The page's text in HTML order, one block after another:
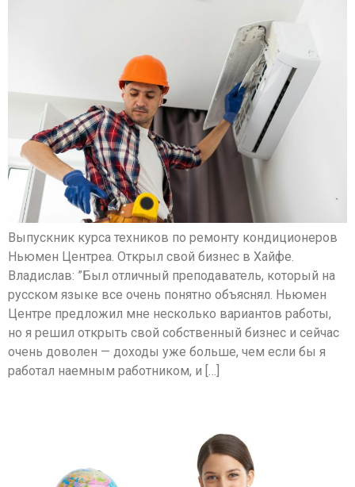
Выпускник курса техников по ремонту кондиционеров
Ньюмен Центреа. Открыл свой бизнес в Хайфе.
Владислав: ”Был отличный преподаватель, который на
русском языке все очень понятно объяснял. Ньюмен
Центре предложил мне несколько вариантов работы,
но я решил открыть свой собственный бизнес и сейчас
очень доволен — доходы уже больше, чем если бы я
работал наемным работником, и […]